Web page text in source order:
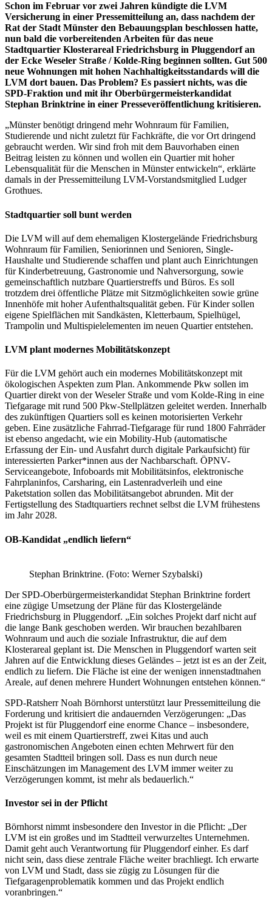
Schon im Februar vor zwei Jahren kündigte die LVM
Versicherung in einer Pressemitteilung an, dass nachdem der
Rat der Stadt Münster den Bebauungsplan beschlossen hatte,
nun bald die vorbereitenden Arbeiten für das neue
Stadtquartier Klosterareal Friedrichsburg in Pluggendorf an
der Ecke Weseler Straße / Kolde-Ring beginnen sollten. Gut 500
neue Wohnungen mit hohen Nachhaltigkeitsstandards will die
LVM dort bauen. Das Problem? Es passiert nichts, was die
SPD-Fraktion und mit ihr Oberbürgermeisterkandidat
Stephan Brinktrine in einer Presseveröffentlichung kritisieren.
„Münster benötigt dringend mehr Wohnraum für Familien,
Studierende und nicht zuletzt für Fachkräfte, die vor Ort dringend
gebraucht werden. Wir sind froh mit dem Bauvorhaben einen
Beitrag leisten zu können und wollen ein Quartier mit hoher
Lebensqualität für die Menschen in Münster entwickeln“, erklärte
damals in der Pressemitteilung LVM-Vorstandsmitglied Ludger
Grothues.
Stadtquartier soll bunt werden
Die LVM will auf dem ehemaligen Klostergelände Friedrichsburg
Wohnraum für Familien, Seniorinnen und Senioren, Single-
Haushalte und Studierende schaffen und plant auch Einrichtungen
für Kinderbetreuung, Gastronomie und Nahversorgung, sowie
gemeinschaftlich nutzbare Quartierstreffs und Büros. Es soll
trotzdem drei öffentliche Plätze mit Sitzmöglichkeiten sowie grüne
Innenhöfe mit hoher Aufenthaltsqualität geben. Für Kinder sollen
eigene Spielflächen mit Sandkästen, Kletterbaum, Spielhügel,
Trampolin und Multispielelementen im neuen Quartier entstehen.
LVM plant modernes Mobilitätskonzept
Für die LVM gehört auch ein modernes Mobilitätskonzept mit
ökologischen Aspekten zum Plan. Ankommende Pkw sollen im
Quartier direkt von der Weseler Straße und vom Kolde-Ring in eine
Tiefgarage mit rund 500 Pkw-Stellplätzen geleitet werden. Innerhalb
des zukünftigen Quartiers soll es keinen motorisierten Verkehr
geben. Eine zusätzliche Fahrrad-Tiefgarage für rund 1800 Fahrräder
ist ebenso angedacht, wie ein Mobility-Hub (automatische
Erfassung der Ein- und Ausfahrt durch digitale Parkaufsicht) für
interessierten Parker*innen aus der Nachbarschaft. ÖPNV-
Serviceangebote, Infoboards mit Mobilitätsinfos, elektronische
Fahrplaninfos, Carsharing, ein Lastenradverleih und eine
Paketstation sollen das Mobilitätsangebot abrunden. Mit der
Fertigstellung des Stadtquartiers rechnet selbst die LVM frühestens
im Jahr 2028.
OB-Kandidat „endlich liefern“
Stephan Brinktrine. (Foto: Werner Szybalski)
Der SPD-Oberbürgermeisterkandidat Stephan Brinktrine fordert
eine zügige Umsetzung der Pläne für das Klostergelände
Friedrichsburg in Pluggendorf. „Ein solches Projekt darf nicht auf
die lange Bank geschoben werden. Wir brauchen bezahlbaren
Wohnraum und auch die soziale Infrastruktur, die auf dem
Klosterareal geplant ist. Die Menschen in Pluggendorf warten seit
Jahren auf die Entwicklung dieses Geländes – jetzt ist es an der Zeit,
endlich zu liefern. Die Fläche ist eine der wenigen innenstadtnahen
Areale, auf denen mehrere Hundert Wohnungen entstehen können.“
SPD-Ratsherr Noah Börnhorst unterstützt laur Pressemitteilung die
Forderung und kritisiert die andauernden Verzögerungen: „Das
Projekt ist für Pluggendorf eine enorme Chance – insbesondere,
weil es mit einem Quartierstreff, zwei Kitas und auch
gastronomischen Angeboten einen echten Mehrwert für den
gesamten Stadtteil bringen soll. Dass es nun durch neue
Einschätzungen im Management des LVM immer weiter zu
Verzögerungen kommt, ist mehr als bedauerlich.“
Investor sei in der Pflicht
Börnhorst nimmt insbesondere den Investor in die Pflicht: „Der
LVM ist ein großes und im Stadtteil verwurzeltes Unternehmen.
Damit geht auch Verantwortung für Pluggendorf einher. Es darf
nicht sein, dass diese zentrale Fläche weiter brachliegt. Ich erwarte
von LVM und Stadt, dass sie zügig zu Lösungen für die
Tiefgaragenproblematik kommen und das Projekt endlich
voranbringen.“